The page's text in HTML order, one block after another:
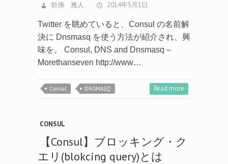
前佛 雅人 2014年5月1日
Twitter を眺めていると、Consul の名前解
決に Dnsmasq を使う方法が紹介され、興
味を。 Consul, DNS and Dnsmasq –
Morethanseven http://www…
Consul DNSMASQ Read more
CONSUL
【Consul】ブロッキング・ク
エリ(blokcing query)とは